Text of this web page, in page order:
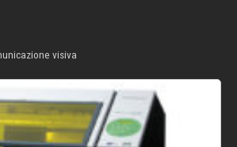
visiva